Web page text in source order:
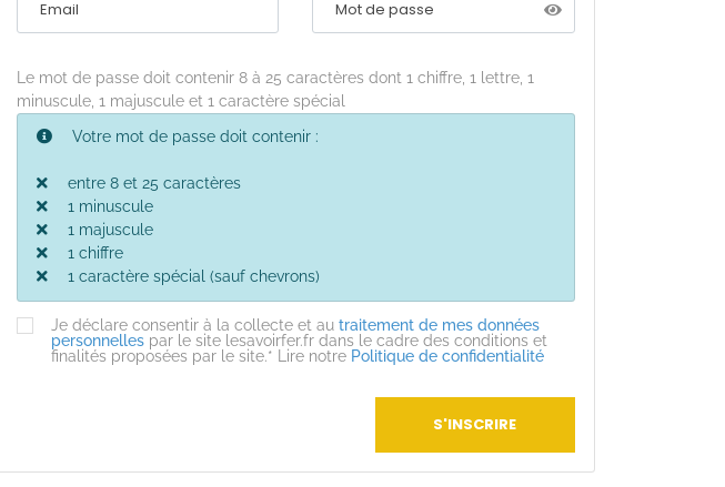
Le mot de passe doit contenir 8 à 25 caractères dont 1 chiffre, 1 lettre, 1
minuscule, 1 majuscule et 1 caractère spécial
Votre mot de passe doit contenir :
entre 8 et 25 caractères
1 minuscule
1 majuscule
1 chiffre
1 caractère spécial (sauf chevrons)
Je déclare consentir à la collecte et au traitement de mes données
personnellespar le site lesavoirfer.fr dans le cadre des conditions et
finalités proposées par le site.* Lire notre Politique de confidentialité
S'INSCRIRE